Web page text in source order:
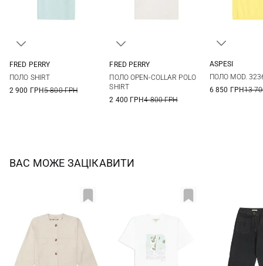
FRED PERRY
ПОЛО SHIRT
2 900 ГРН5 800 ГРН
FRED PERRY
ПОЛО OPEN-COLLAR POLO
SHIRT
2 400 ГРН4 800 ГРН
ASPESI
ПОЛО MOD.
6 850 ГРН13
ВАС МОЖЕ ЗАЦІКАВИТИ